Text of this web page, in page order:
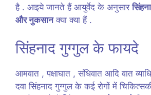
है . आइये जानते हैं आयुर्वेद के अनुसार
और नुकसानक्या क्या हैं .
सिंहनाद गुग्गुल के फायदे
आमवात , पक्षाघात , संधिवात आदि वात
दवा सिंहनाद गुग्गुल के कई रोगों में